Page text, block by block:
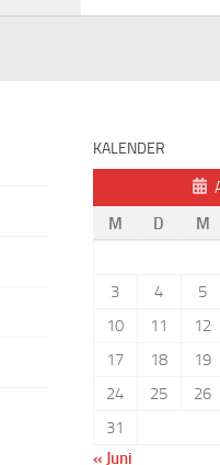
KALENDER
M
D M
3
4 5
10
11 12
17
18 19
24
25 26
31
« Juni